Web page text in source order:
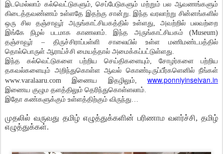
இடமெல்லாம் கல்வெட்டுகளும், செப்பேடுகளும் மற்றும் பல ஆவணங்களும்
கிடைத்தவண்ணம் உள்ளதே இதற்கு சான்று. இந்த வரலாற்று சின்னங்களில்
ஒரு சில தஞ்சாவூர் அருங்காட்சியகத்தில் உள்ளது, அவற்றில் பலவற்றை
இங்கே நிழல் படமாக காணலாம். இந்த அருங்காட்சியகம் (Museum)
தஞ்சாவூர் – திருச்சிராப்பள்ளி சாலையில் உள்ள மணிமண்டபத்தில்
தொல்பொருள் ஆராய்ச்சி மையத்தால் அமைக்கப்பட்டுள்ளது.
இந்த கல்வெட்டுகளை பற்றிய செய்திகளையும், சோழர்களை பற்றிய
தகவல்களையும் அறிந்துகொள்ள ஆவல் கொண்டிருப்பீர்களெனில் நீங்கள்
www.varalaaru.com இணைய இதழிலும், www.ponniyinselvan.in
இணைய குழும தளத்திலும் தெரிந்துகொள்ளலாம்.
இதோ கண்களுக்கும் உள்ளத்திற்கும் விருந்து…
முதலில் வருவது தமிழ் எழுத்துக்களின் பரிணாம வளர்ச்சி, தமிழ்
எழுத்துக்கள்.